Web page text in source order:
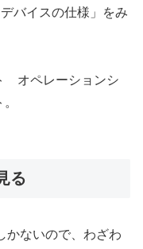
バイスの仕様」をみ
オペレーションシ
る
ないので、わざわ